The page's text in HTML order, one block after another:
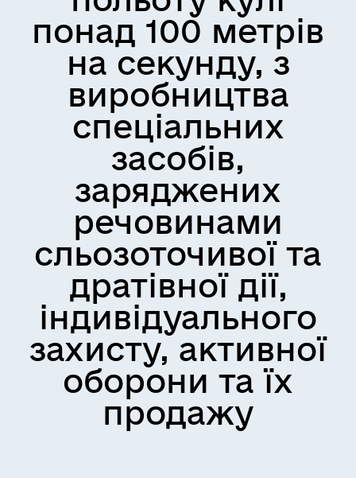
понад 100 метрів
на секунду, з
виробництва
спеціальних
засобів,
заряджених
речовинами
сльозоточивої та
дратівної дії,
індивідуального
захисту, активної
оборони та їх
продажу